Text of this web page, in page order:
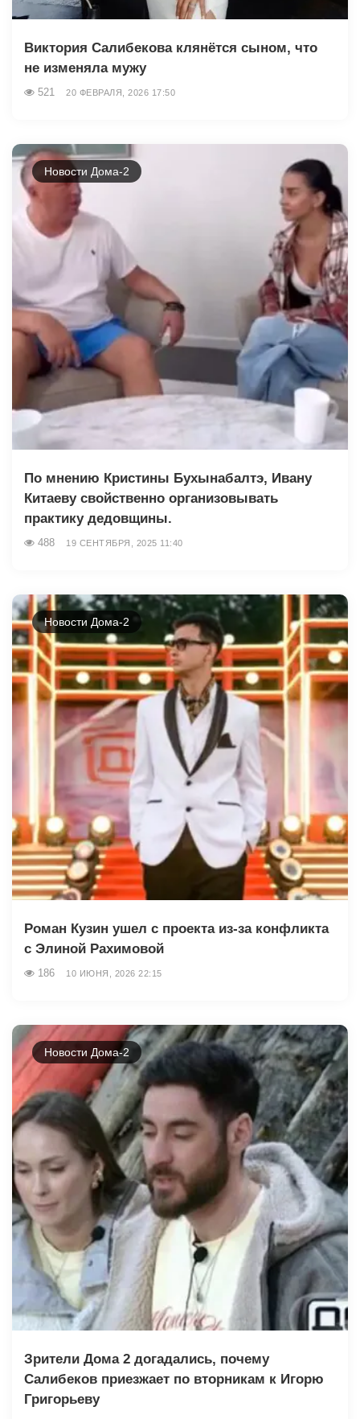
Виктория Салибекова клянётся сыном, что
не изменяла мужу
521 20 ФЕВРАЛЯ, 2026 17:50
Новости Дома-2
По мнению Кристины Бухынабалтэ, Ивану
Китаеву свойственно организовывать
практику дедовщины.
488 19 СЕНТЯБРЯ, 2025 11:40
Новости Дома-2
Роман Кузин ушел с проекта из-за конфликта
с Элиной Рахимовой
186 10 ИЮНЯ, 2026 22:15
Новости Дома-2
Зрители Дома 2 догадались, почему
Салибеков приезжает по вторникам к Игорю
Григорьеву